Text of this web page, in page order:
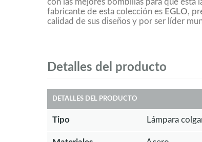
con las mejores bombillas para que esta
fabricante de esta colección es EGLO,
calidad de sus diseños y por ser líder
Detalles del producto
DETALLES DEL PRODUCTO
Tipo Lámpara